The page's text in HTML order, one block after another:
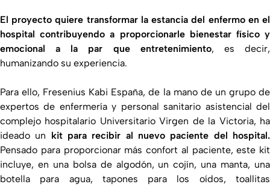
El proyecto quiere transformar la estancia del enfermo en el
hospital contribuyendo a proporcionarle bienestar físico y
emocional a la par que entretenimiento, es decir,
humanizando su experiencia.
Para ello, Fresenius Kabi España, de la mano de un grupo de
expertos de enfermería y personal sanitario asistencial del
complejo hospitalario Universitario Virgen de la Victoria, ha
ideado un kit para recibir al nuevo paciente del hospital.
Pensado para proporcionar más confort al paciente, este kit
incluye, en una bolsa de algodón, un cojín, una manta, una
botella para agua, tapones para los oídos, toallitas